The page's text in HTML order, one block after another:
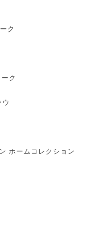
ク
ク
ホームコレクション